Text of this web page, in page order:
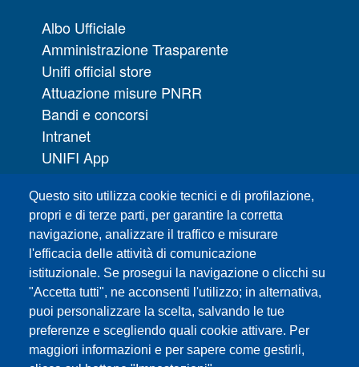
Questo sito utilizza cookie tecnici e di profilazione,
propri e di terze parti, per garantire la corretta
navigazione, analizzare il traffico e misurare
l'efficacia delle attività di comunicazione
istituzionale. Se prosegui la navigazione o clicchi su
"Accetta tutti", ne acconsenti l'utilizzo; in alternativa,
puoi personalizzare la scelta, salvando le tue
preferenze e scegliendo quali cookie attivare. Per
maggiori informazioni e per sapere come gestirli,
Albo Ufficiale
Amministrazione Trasparente
Unifi official store
Attuazione misure PNRR
Bandi e concorsi
Intranet
UNIFI App
URP | Ufficio Relazioni con il Pubblico
Sedi
Mappa del sito
Webmaster e redazione web
Elenco dei siti tematici
Accessibilità
Feed RSS